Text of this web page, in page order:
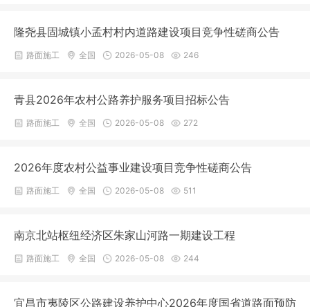
隆尧县固城镇小孟村村内道路建设项目竞争性磋商公告
路面施工 全国 2026-05-08 246
青县2026年农村公路养护服务项目招标公告
路面施工 全国 2026-05-08 272
2026年度农村公益事业建设项目竞争性磋商公告
路面施工 全国 2026-05-08 511
南京北站枢纽经济区朱家山河路一期建设工程
路面施工 全国 2026-05-08 244
宜昌市夷陵区公路建设养护中心2026年度国省道路面预防